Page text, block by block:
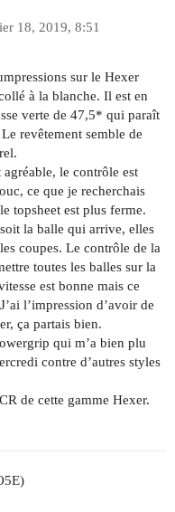
18, 2019, 8:51
sur le Hexer
à la blanche. Il est en
verte de 47,5* qui paraît
revêtement semble de
agréable, le contrôle est
ce que je recherchais
topsheet est plus ferme.
la balle qui arrive, elles
coupes. Le contrôle de la
toutes les balles sur la
est bonne mais ce
l’impression d’avoir de
ça partais bien.
qui m’a bien plu
contre d’autres styles
de cette gamme Hexer.